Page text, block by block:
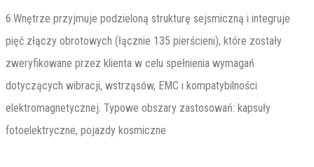
6.Wnętrze przyjmuje podzieloną strukturę sejsmiczną i integruje
pięć złączy obrotowych (łącznie 135 pierścieni), które zostały
zweryfikowane przez klienta w celu spełnienia wymagań
dotyczących wibracji, wstrząsów, EMC i kompatybilności
elektromagnetycznej. Typowe obszary zastosowań: kapsuły
fotoelektryczne, pojazdy kosmiczne